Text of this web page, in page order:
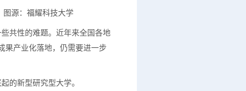
耀科技大学
共性的难题。近年来全国各地
果产业化落地，仍需要进一步
的新型研究型大学。